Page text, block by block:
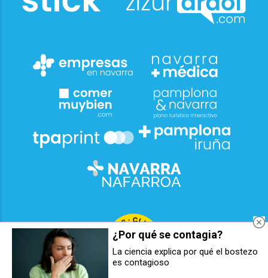
¿Por qué se contagia?
La ciencia explica por qué el bostezo
es contagioso